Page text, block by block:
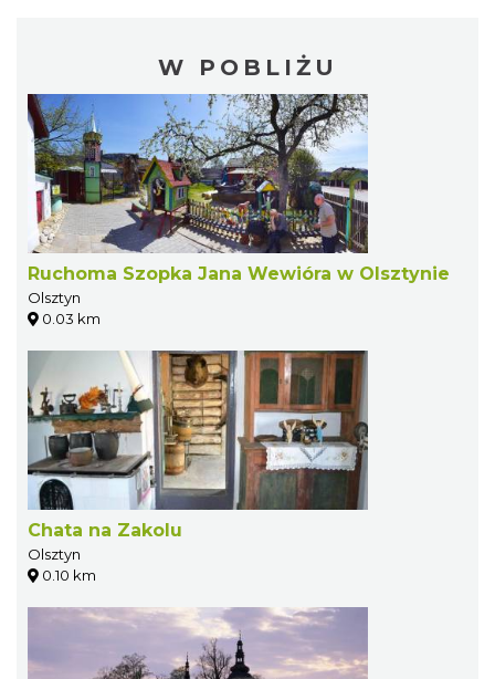
W POBLIŻU
Ruchoma Szopka Jana Wewióra w Olsztynie
Olsztyn
0.03 km
Chata na Zakolu
Olsztyn
0.10 km